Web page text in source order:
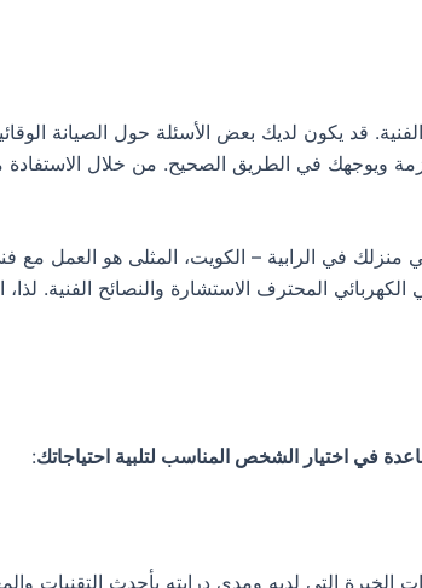
قد يكون لديك بعض الأسئلة حول الصيانة
ويوجهك في الطريق الصحيح. من خلال
منزلك في الرابية – الكويت، المثلى هو العمل مع
المحترف الاستشارة والنصائح الفنية. لذا،
في اختيار الشخص المناسب لتلبية احتياجاتك:
التي لديه ومدى درايته بأحدث التقنيات